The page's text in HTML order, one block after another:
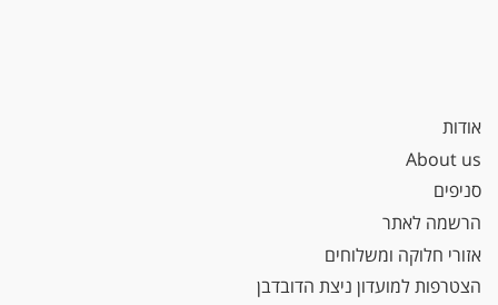
אודות
About us
סניפים
הרשמה לאתר
אזורי חלוקה ומשלוחים
הצטרפות למועדון ניצת הדובדבן